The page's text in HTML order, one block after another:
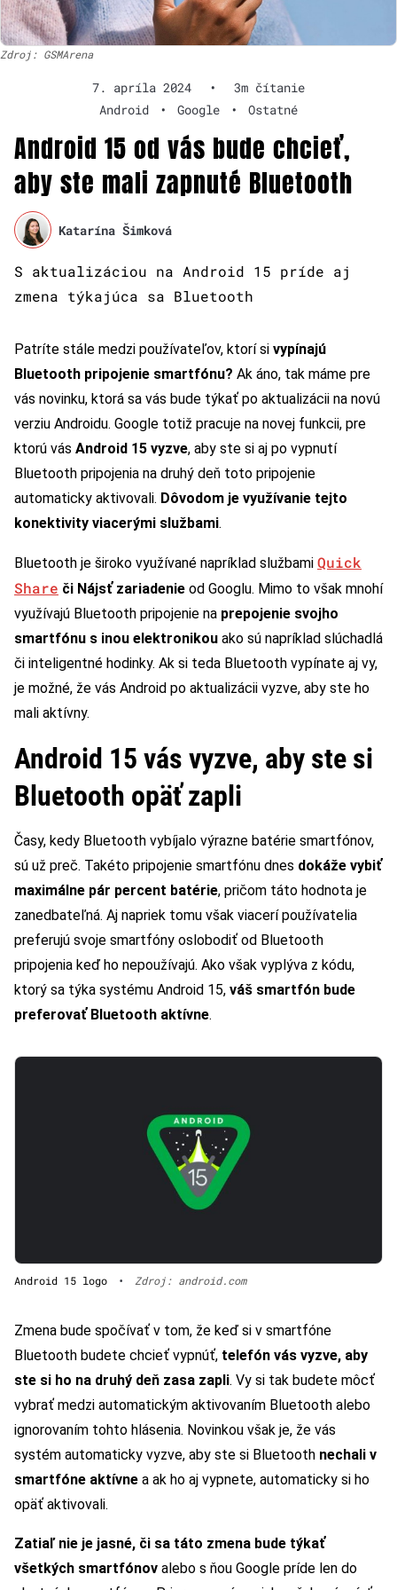
Zdroj: GSMArena
7. apríla 2024 •
3m čítanie
Android
• Google • Ostatné
Android 15 od vás bude chcieť,
aby ste mali zapnuté Bluetooth
Katarína Šimková
S aktualizáciou na Android 15 príde aj
zmena týkajúca sa Bluetooth
Patríte stále medzi používateľov, ktorí si vypínajú
Bluetooth pripojenie smartfónu? Ak áno, tak máme pre
vás novinku, ktorá sa vás bude týkať po aktualizácii na novú
verziu Androidu. Google totiž pracuje na novej funkcii, pre
ktorú vás Android 15 vyzve, aby ste si aj po vypnutí
Bluetooth pripojenia na druhý deň toto pripojenie
automaticky aktivovali. Dôvodom je využívanie tejto
konektivity viacerými službami.
Bluetooth je široko využívané napríklad službami Quick
Share či Nájsť zariadenie od Googlu. Mimo to však mnohí
využívajú Bluetooth pripojenie na prepojenie svojho
smartfónu s inou elektronikou ako sú napríklad slúchadlá
či inteligentné hodinky. Ak si teda Bluetooth vypínate aj vy,
je možné, že vás Android po aktualizácii vyzve, aby ste ho
mali aktívny.
Android 15 vás vyzve, aby ste si
Bluetooth opäť zapli
Časy, kedy Bluetooth vybíjalo výrazne batérie smartfónov,
sú už preč. Takéto pripojenie smartfónu dnes dokáže vybiť
maximálne pár percent batérie, pričom táto hodnota je
zanedbateľná. Aj napriek tomu však viacerí používatelia
preferujú svoje smartfóny oslobodiť od Bluetooth
pripojenia keď ho nepoužívajú. Ako však vyplýva z kódu,
ktorý sa týka systému Android 15, váš smartfón bude
preferovať Bluetooth aktívne.
Android 15 logo • Zdroj: android.com
Zmena bude spočívať v tom, že keď si v smartfóne
Bluetooth budete chcieť vypnúť, telefón vás vyzve, aby
ste si ho na druhý deň zasa zapli. Vy si tak budete môcť
vybrať medzi automatickým aktivovaním Bluetooth alebo
ignorovaním tohto hlásenia. Novinkou však je, že vás
systém automaticky vyzve, aby ste si Bluetooth nechali v
smartfóne aktívne a ak ho aj vypnete, automaticky si ho
opäť aktivovali.
Zatiaľ nie je jasné, či sa táto zmena bude týkať
všetkých smartfónov alebo s ňou Google príde len do